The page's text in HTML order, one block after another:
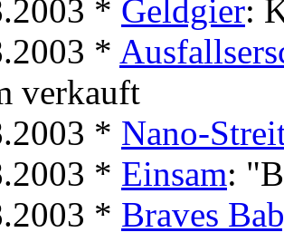
* Geldgier:
*
verkauft
* Nano-
* Einsam:
* Braves